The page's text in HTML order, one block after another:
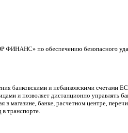
по обеспечению безопасного
и небанковскими счетами
и позволяет дистанционно управлять
в магазине, банке, расчетном центре,
транспорте.